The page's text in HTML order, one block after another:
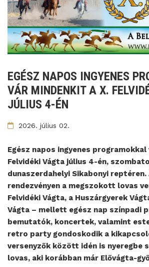
EGÉSZ NAPOS INGYENES
VÁR MINDENKIT A X.
JÚLIUS 4-ÉN
2026. július 02.
Egész napos ingyenes
Felvidéki Vágta július 4-én,
dunaszerdahelyi Sikabonyi reptéren.
rendezvényen a megszokott lovas
Felvidéki Vágta, a Huszárgyerek
Vágta – mellett egész nap színpadi
bemutatók, koncertek, valamint
retro party gondoskodik a
versenyzők között idén is nyeregbe
lovas, aki korábban már Elővágta-